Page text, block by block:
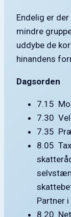
Endelig er
mindre
uddybe de
hinandens
Dagsorden
7.15
7.30
7.35
8.05
Partner
8.20